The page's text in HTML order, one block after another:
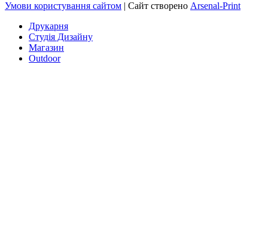
Умови користування сайтом | Сайт створено Arsenal-Print
Друкарня
Студія Дизайну
Магазин
Outdoor